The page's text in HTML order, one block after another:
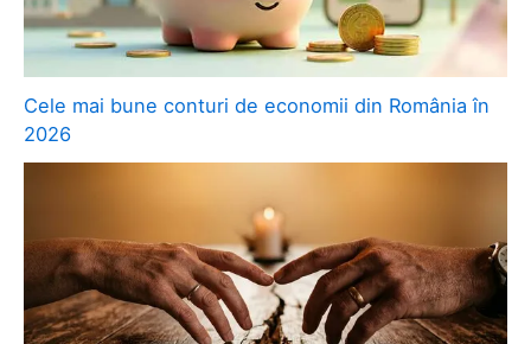
Cele mai bune conturi de economii din România în
2026